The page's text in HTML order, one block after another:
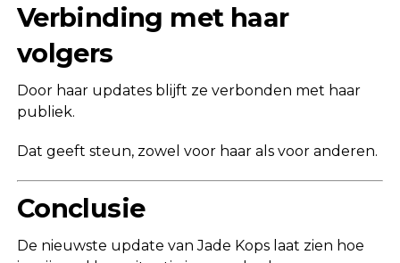
Verbinding met haar
volgers
Door haar updates blijft ze verbonden met haar
publiek.
Dat geeft steun, zowel voor haar als voor anderen.
Conclusie
De nieuwste update van Jade Kops laat zien hoe